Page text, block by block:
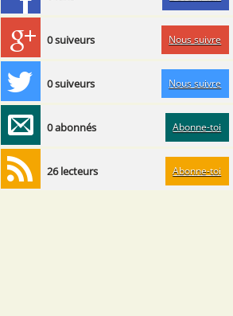
0 suiveurs Nous suivre
0 suiveurs Nous suivre
0 abonnés Abonne-toi
26 lecteurs Abonne-toi